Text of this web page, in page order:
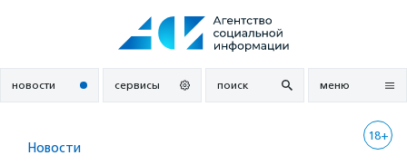
новости сервисы поиск меню
18+
Новости